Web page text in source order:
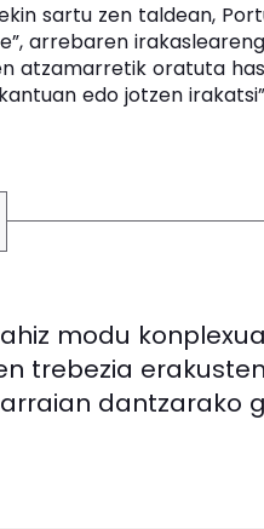
sartu zen taldean,
arrebaren
atzamarretik oratuta
edo jotzen
modu
trebezia
dantzarako